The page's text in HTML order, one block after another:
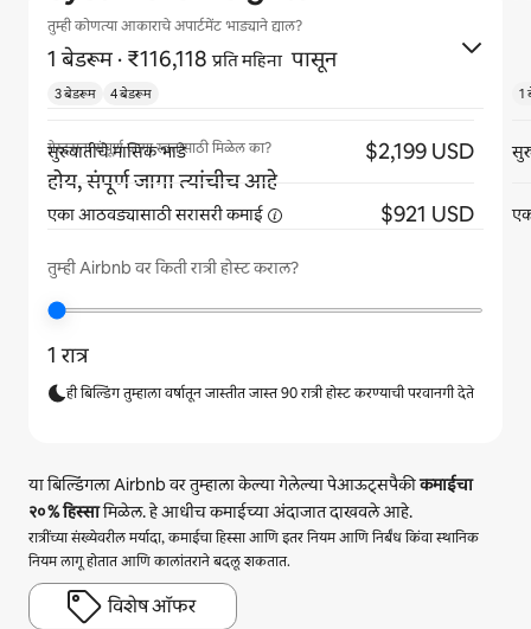
तुम्ही कोणत्या आकाराचे अपार्टमेंट भाड्याने द्याल?
1 बेडरूम · ₹116,118प्रति महिनापासून
गेस्ट्सना संपूर्ण जागा स्वतःसाठी मिळेल का?
होय, संपूर्ण जागा त्यांचीच आहे
तुम्ही Airbnb वर किती रात्री होस्ट कराल?
1 रात्र
ही बिल्डिंग तुम्हाला वर्षातून जास्तीत जास्त 90 रात्री होस्ट करण्याची परवानगी देते
या बिल्डिंगला Airbnb वर तुम्हाला केल्या गेलेल्या पेआऊट्सपैकीकमाईचा
२०%हिस्सामिळेल. हे आधीच कमाईच्या अंदाजात दाखवले आहे.
रात्रींच्या संख्येवरील मर्यादा, कमाईचा हिस्सा आणि इतर नियम आणि निर्बंध किंवा स्थानिक
नियम लागू होतात आणि कालांतराने बदलू शकतात.
विशेष ऑफर
3 बेडरूम 4 बेडरूम
सुरुवातीचे मासिक भाडे $2,199 USD
एका आठवड्यासाठी सरासरीकमाई $921 USD
1